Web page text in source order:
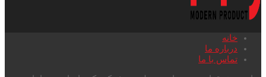
خانه
درباره ما
تماس با ما